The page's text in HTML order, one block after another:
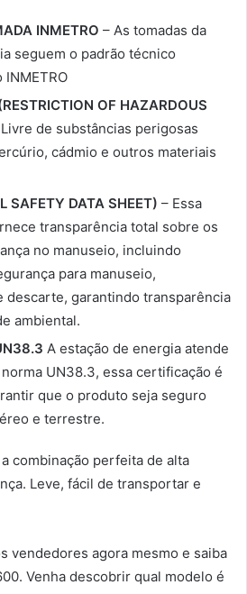
INMETRO – As tomadas da
seguem o padrão técnico
OF HAZARDOUS
de substâncias perigosas
cádmio e outros materiais
SAFETY DATA SHEET) – Essa
transparência total sobre os
no manuseio, incluindo
para manuseio,
descarte, garantindo transparência
ambiental.
A estação de energia atende
UN38.3, essa certificação é
que o produto seja seguro
e terrestre.
combinação perfeita de alta
Leve, fácil de transportar e
vendedores agora mesmo e saiba
Venha descobrir qual modelo é